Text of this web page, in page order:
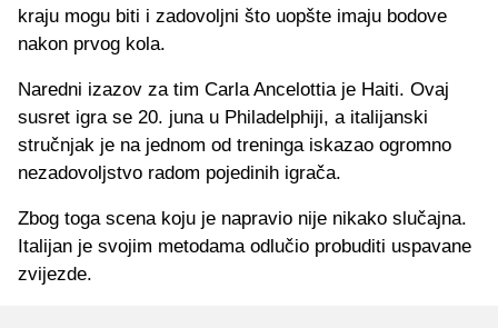
kraju mogu biti i zadovoljni što uopšte imaju bodove
nakon prvog kola.
Naredni izazov za tim Carla Ancelottia je Haiti. Ovaj
susret igra se 20. juna u Philadelphiji, a italijanski
stručnjak je na jednom od treninga iskazao ogromno
nezadovoljstvo radom pojedinih igrača.
Zbog toga scena koju je napravio nije nikako slučajna.
Italijan je svojim metodama odlučio probuditi uspavane
zvijezde.